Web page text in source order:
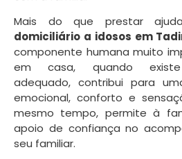
Mais do que prestar
domiciliário a idosos em
componente humana muito
em casa, quando existe
adequado, contribui para
emocional, conforto e
mesmo tempo, permite à
apoio de confiança no
seu familiar.